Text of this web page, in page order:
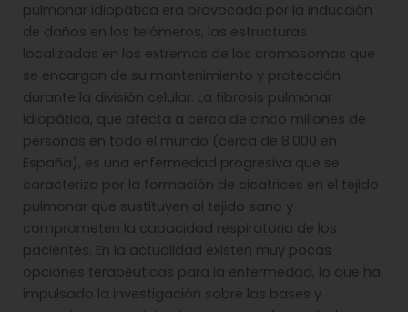
pulmonar idiopática era provocada por la inducción
de daños en los telómeros, las estructuras
localizadas en los extremos de los cromosomas que
se encargan de su mantenimiento y protección
durante la división celular. La fibrosis pulmonar
idiopática, que afecta a cerca de cinco millones de
personas en todo el mundo (cerca de 8.000 en
España), es una enfermedad progresiva que se
caracteriza por la formación de cicatrices en el tejido
pulmonar que sustituyen al tejido sano y
comprometen la capacidad respiratoria de los
pacientes. En la actualidad existen muy pocas
opciones terapéuticas para la enfermedad, lo que ha
impulsado la investigación sobre las bases y